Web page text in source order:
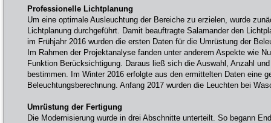
Professionelle Lichtplanung
Um eine optimale Ausleuchtung der Bereiche zu erzielen, wurde
Lichtplanung durchgeführt. Damit beauftragte Salamander den
im Frühjahr 2016 wurden die ersten Daten für die Umrüstung der
Im Rahmen der Projektanalyse fanden unter anderem Aspekte wie
Funktion Berücksichtigung. Daraus ließ sich die Auswahl, Anzahl
bestimmen. Im Winter 2016 erfolgte aus den ermittelten Daten eine
Beleuchtungsberechnung. Anfang 2017 wurden die Leuchten bei
Umrüstung der Fertigung
Die Modernisierung wurde in drei Abschnitte unterteilt. So begann